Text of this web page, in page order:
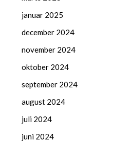
januar 2025
december 2024
november 2024
oktober 2024
september 2024
august 2024
juli 2024
juni 2024